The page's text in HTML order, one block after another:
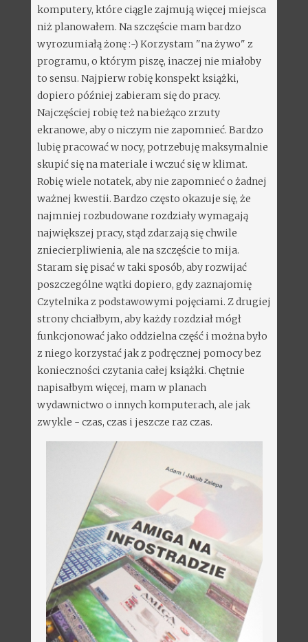
komputery, które ciągle zajmują więcej miejsca
niż planowałem. Na szczęście mam bardzo
wyrozumiałą żonę :-) Korzystam "na żywo" z
programu, o którym piszę, inaczej nie miałoby
to sensu. Najpierw robię konspekt książki,
dopiero później zabieram się do pracy.
Najczęściej robię też na bieżąco zrzuty
ekranowe, aby o niczym nie zapomnieć. Bardzo
lubię pracować w nocy, potrzebuję maksymalnie
skupić się na materiale i wczuć się w klimat.
Robię wiele notatek, aby nie zapomnieć o żadnej
ważnej kwestii. Bardzo często okazuje się, że
najmniej rozbudowane rozdziały wymagają
największej pracy, stąd zdarzają się chwile
zniecierpliwienia, ale na szczęście to mija.
Staram się pisać w taki sposób, aby rozwijać
poszczególne wątki dopiero, gdy zaznajomię
Czytelnika z podstawowymi pojęciami. Z drugiej
strony chciałbym, aby każdy rozdział mógł
funkcjonować jako oddzielna część i można było
z niego korzystać jak z podręcznej pomocy bez
konieczności czytania całej książki. Chętnie
napisałbym więcej, mam w planach
wydawnictwo o innych komputerach, ale jak
zwykle - czas, czas i jeszcze raz czas.